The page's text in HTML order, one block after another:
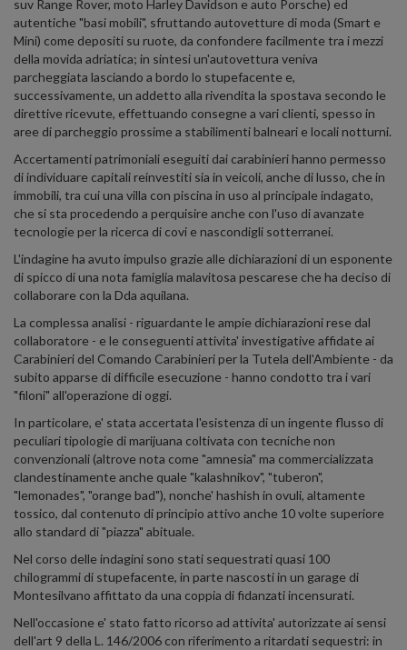
suv Range Rover, moto Harley Davidson e auto Porsche) ed
autentiche "basi mobili", sfruttando autovetture di moda (Smart e
Mini) come depositi su ruote, da confondere facilmente tra i mezzi
della movida adriatica; in sintesi un'autovettura veniva
parcheggiata lasciando a bordo lo stupefacente e,
successivamente, un addetto alla rivendita la spostava secondo le
direttive ricevute, effettuando consegne a vari clienti, spesso in
aree di parcheggio prossime a stabilimenti balneari e locali notturni.
Accertamenti patrimoniali eseguiti dai carabinieri hanno permesso
di individuare capitali reinvestiti sia in veicoli, anche di lusso, che in
immobili, tra cui una villa con piscina in uso al principale indagato,
che si sta procedendo a perquisire anche con l'uso di avanzate
tecnologie per la ricerca di covi e nascondigli sotterranei.
L'indagine ha avuto impulso grazie alle dichiarazioni di un esponente
di spicco di una nota famiglia malavitosa pescarese che ha deciso di
collaborare con la Dda aquilana.
La complessa analisi - riguardante le ampie dichiarazioni rese dal
collaboratore - e le conseguenti attivita' investigative affidate ai
Carabinieri del Comando Carabinieri per la Tutela dell'Ambiente - da
subito apparse di difficile esecuzione - hanno condotto tra i vari
"filoni" all'operazione di oggi.
In particolare, e' stata accertata l'esistenza di un ingente flusso di
peculiari tipologie di marijuana coltivata con tecniche non
convenzionali (altrove nota come "amnesia" ma commercializzata
clandestinamente anche quale "kalashnikov", "tuberon",
"lemonades", "orange bad"), nonche' hashish in ovuli, altamente
tossico, dal contenuto di principio attivo anche 10 volte superiore
allo standard di "piazza" abituale.
Nel corso delle indagini sono stati sequestrati quasi 100
chilogrammi di stupefacente, in parte nascosti in un garage di
Montesilvano affittato da una coppia di fidanzati incensurati.
Nell'occasione e' stato fatto ricorso ad attivita' autorizzate ai sensi
dell'art 9 della L. 146/2006 con riferimento a ritardati sequestri: in